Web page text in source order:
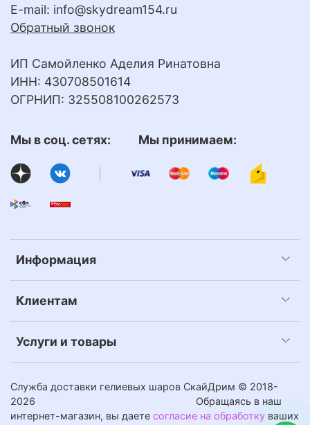
Информация
Клиентам
Услуги и товары
E-mail: info@skydream154.ru
Обратный звонок
ИП Самойленко Аделия Ринатовна
ИНН: 430708501614
ОГРНИП: 325508100262573
Мы в соц. сетях: Мы принимаем:
Служба доставки гелиевых шаров СкайДрим © 2018-
2026 Обращаясь в наш
интернет-магазин, вы даете согласие на обработку ваших